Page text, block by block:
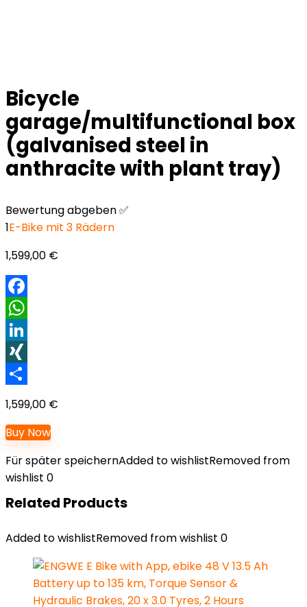
Bicycle
garage/multifunctional box
(galvanised steel in
anthracite with plant tray)
Bewertung abgeben ✅
1E-Bike mit 3 Rädern
1,599,00 €
Facebook
WhatsApp
LinkedIn
XING
1,599,00 €
Buy Now
Für später speichernAdded to wishlistRemoved from
wishlist 0
Related Products
Added to wishlistRemoved from wishlist 0